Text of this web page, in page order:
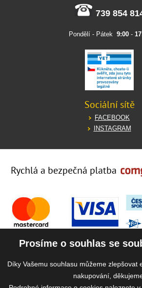
739 854
Pondělí - Pátek 9:00-
Sociální sítě
FACEBOOK
INSTAGRAM
Rychlá a bezpečná platba
Prosíme o souhlas se
Díky Vašemu souhlasu můžeme zlepšovat
nakupování,